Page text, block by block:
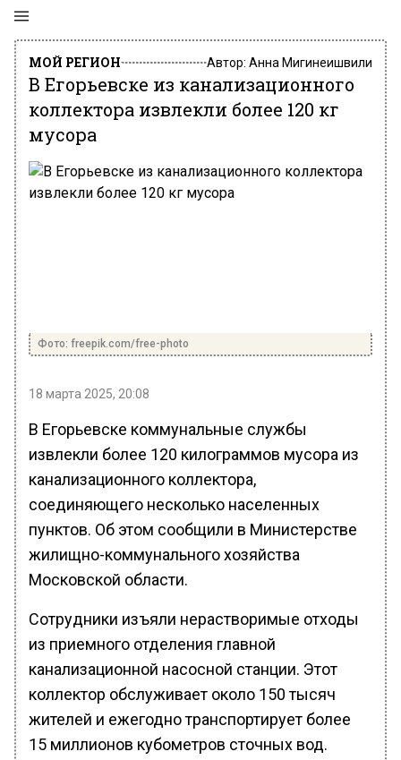
МОЙ РЕГИОН Автор: Анна Мигинеишвили
В Егорьевске из канализационного
коллектора извлекли более 120 кг
мусора
Фото: freepik.com/free-photo
18 марта 2025, 20:08
В Егорьевске коммунальные службы
извлекли более 120 килограммов мусора из
канализационного коллектора,
соединяющего несколько населенных
пунктов. Об этом сообщили в Министерстве
жилищно-коммунального хозяйства
Московской области.
Сотрудники изъяли нерастворимые отходы
из приемного отделения главной
канализационной насосной станции. Этот
коллектор обслуживает около 150 тысяч
жителей и ежегодно транспортирует более
15 миллионов кубометров сточных вод.